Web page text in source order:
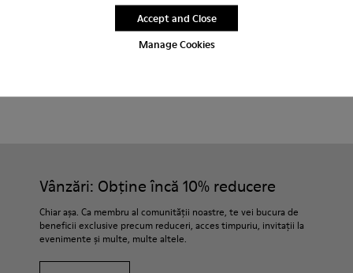
Manage Cookies
Accept and Close
Perioadă de garanție de 2 ani.
Vânzări: Obține încă 10% reducere
Chiar așa. Ca membru al comunității noastre, te vei bucura de
beneficii exclusive precum reduceri, acces timpuriu, invitații la
evenimente și multe, multe altele.